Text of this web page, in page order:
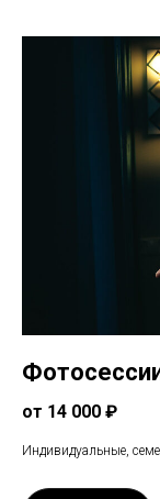
от 14 000 ₽
Индивидуальные,